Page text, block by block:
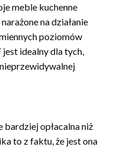
meble kuchenne
na działanie
poziomów
idealny dla tych,
bardziej opłacalna niż
to z faktu, że jest ona